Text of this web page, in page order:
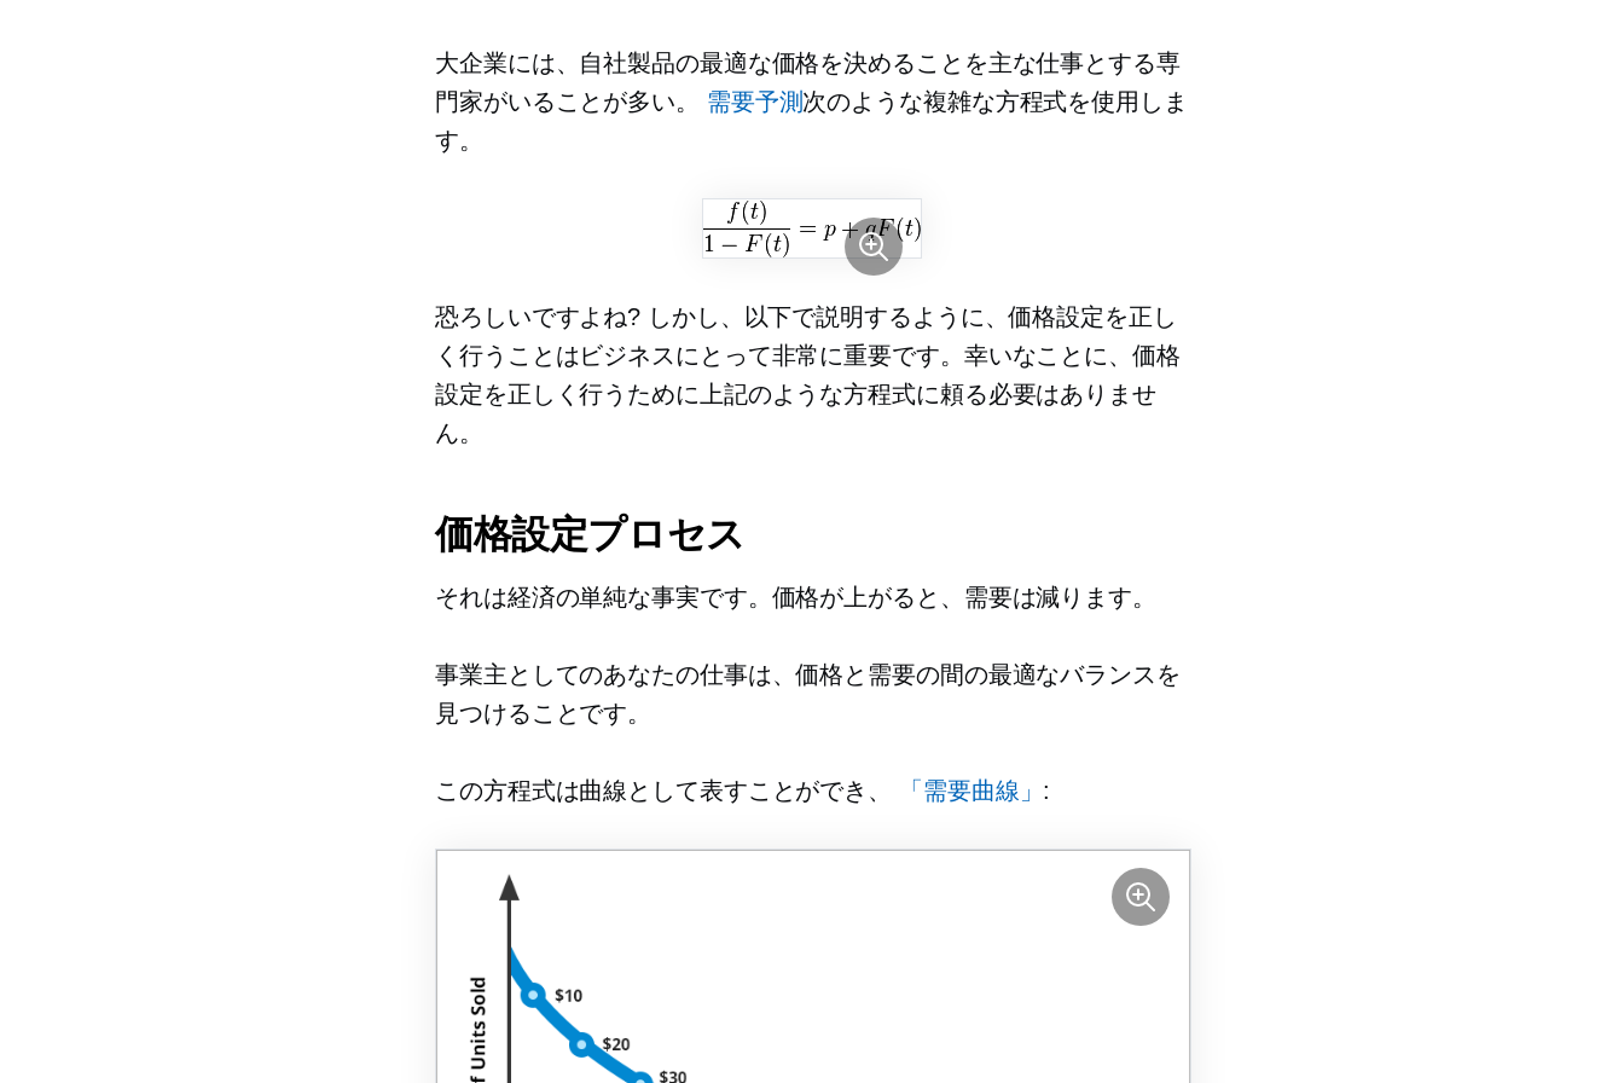
大企業には、自社製品の最適な価格を決めることを主な仕事とする専
門家がいることが多い。 需要予測次のような複雑な方程式を使用しま
す。
恐ろしいですよね? しかし、以下で説明するように、価格設定を正し
く行うことはビジネスにとって非常に重要です。幸いなことに、価格
設定を正しく行うために上記のような方程式に頼る必要はありませ
ん。
価格設定プロセス
それは経済の単純な事実です。価格が上がると、需要は減ります。
事業主としてのあなたの仕事は、価格と需要の間の最適なバランスを
見つけることです。
この方程式は曲線として表すことができ、 「需要曲線」 :